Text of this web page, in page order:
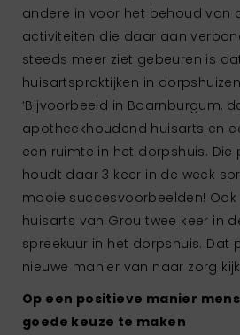
andere in voor het behoud van
activiteiten die daar aan
steeds meer ziet gebeuren is
huisartspraktijken in
‘Bijvoorbeeld in Boarnburgum,
apotheekhoudend huisarts en
een ruimte in het dorpshuis.
houdt daar 3 keer in de week
mooie succesvoorbeelden!
huisarts van Grou twee keer in
spreekuur in het dorpshuis. Dat
nieuwe manier van naar zorg
Op een positieve manier
goede keuze te maken